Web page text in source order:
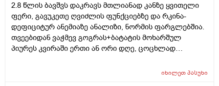
სოსკას ისე წოვს ლამის გახიოს და ასეთ დროს 120 გრ
რო მივცეთ რამე დაშავდება?როცა მივეცით 120 გრ
შეჭამა და კაი ნაქეიფარივით გატრუნული იყო და
ეძინა კარგად,რას გვირჩევთ არ აღებინებს და
პირიქით ეძებს და გადავიყვანოთ პირდაპირ 120
როგორ ჯობია?და რას იტყვით კიდევ სიმილაკი
2.8 წლის ბავშვს დაკრავს მთლიანად კანზე ყვითელი
ფერი, გავუკეთე ღვიძლის ფუნქციებზე და რკინა-
დეფიციტურ ანემიაზე ანალიზი, ნორმის ფარგლებშია.
თვეებიდან ვაჭმევ გოგრას+ბატატის მოხარშულ
პიურეს კვირაში ერთი ან ორი დღე, ცოცხლად
სეზონზე მანდარინსაც საკმაოდ ბევრს მიირთმევდა.
იხილეთპასუხი